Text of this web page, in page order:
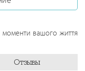
вашого життя
Отзывы